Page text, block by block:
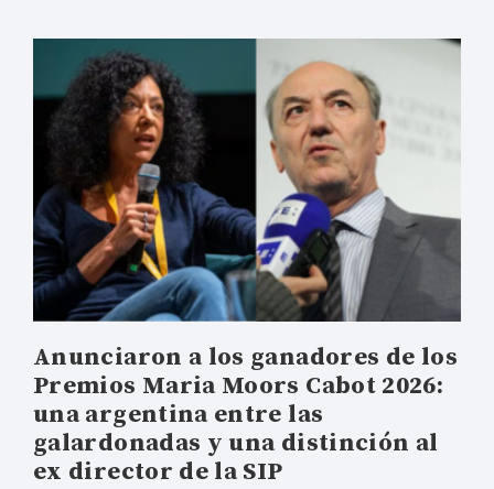
Anunciaron a los ganadores de los
Premios Maria Moors Cabot 2026:
una argentina entre las
galardonadas y una distinción al
ex director de la SIP